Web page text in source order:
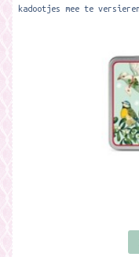
kadootjes mee te